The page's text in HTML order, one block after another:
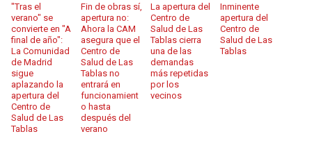
"Tras el
verano" se
convierte en "A
final de año":
La Comunidad
de Madrid
sigue
aplazando la
apertura del
Centro de
Salud de Las
Tablas
Fin de obras sí,
apertura no:
Ahora la CAM
asegura que el
Centro de
Salud de Las
Tablas no
entrará en
funcionamient
o hasta
después del
verano
La apertura del
Centro de
Salud de Las
Tablas cierra
una de las
demandas
más repetidas
por los
vecinos
Inminente
apertura del
Centro de
Salud de Las
Tablas